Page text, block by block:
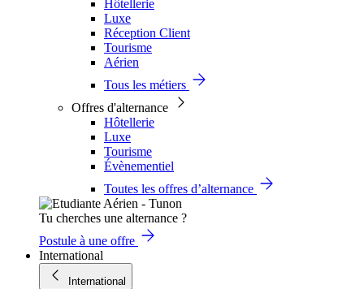
Hôtellerie
Luxe
Réception Client
Tourisme
Aérien
Tous les métiers
Offres d'alternance
Hôtellerie
Luxe
Tourisme
Évènementiel
Toutes les offres d’alternance
Tu cherches une alternance ?
Postule à une offre
International
International